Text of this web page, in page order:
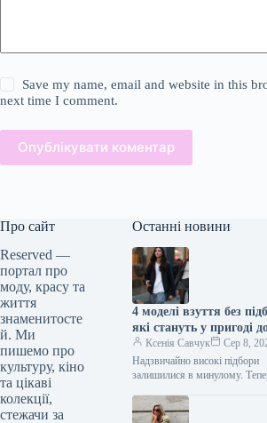
Save my name, email and website in this
next time I comment.
Опублікувати коментар
Про сайт
Reserved —
портал про
моду, красу та
життя
знаменитосте
й. Ми
пишемо про
культуру, кіно
та цікаві
колекції,
стежачи за
Останні новини
4 моделі взуття без
які стануть у пригоді
літаКсенія Савчук
Сер 8,
Надзвичайно високі підбори
залишилися в минулому.
взуття без підборів: від
мюлів. Найстильніші жінки…